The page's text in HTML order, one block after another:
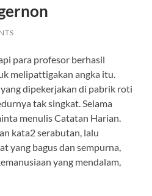
para profesor berhasil
melipattigakan angka itu.
dipekerjakan di pabrik roti
tak singkat. Selama
menulis Catatan Harian.
kata2 serabutan, lalu
yang bagus dan sempurna,
yang mendalam,